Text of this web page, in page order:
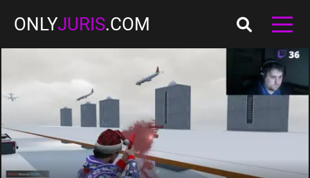
ONLYJURIS.COM